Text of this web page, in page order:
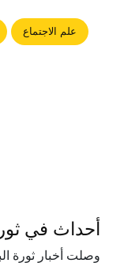
علم الاجتماع
أحداث في
وصلت أخبار ثورة